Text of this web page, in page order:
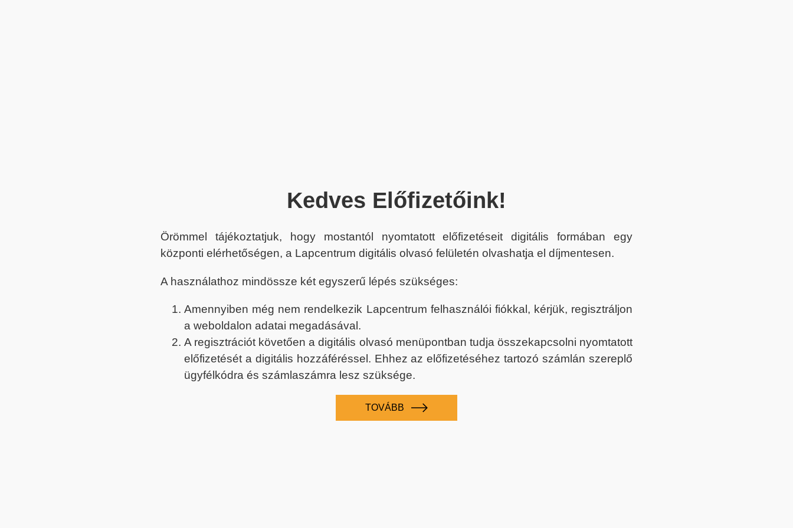
Kedves Előfizetőink!
Örömmel tájékoztatjuk, hogy mostantól nyomtatott előfizetéseit digitális formában egy
központi elérhetőségen, a Lapcentrum digitális olvasó felületén olvashatja el díjmentesen.
A használathoz mindössze két egyszerű lépés szükséges:
Amennyiben még nem rendelkezik Lapcentrum felhasználói fiókkal, kérjük, regisztráljon
a weboldalon adatai megadásával.
A regisztrációt követően a digitális olvasó menüpontban tudja összekapcsolni nyomtatott
előfizetését a digitális hozzáféréssel. Ehhez az előfizetéséhez tartozó számlán szereplő
ügyfélkódra és számlaszámra lesz szüksége.
TOVÁBB